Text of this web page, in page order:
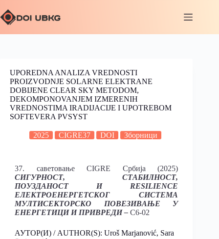
UPOREDNA ANALIZA VREDNOSTI
PROIZVODNJE SOLARNE ELEKTRANE
DOBIJENE CLEAR SKY METODOM,
DEKOMPONOVANJEM IZMERENIH
VREDNOSTIMA IRADIJACIJE I UPOTREBOM
SOFTEVERA PVSYST
2025 CIGRE37 DOI Зборници
37. саветовање CIGRE Србија (2025)
СИГУРНОСТ, СТАБИЛНОСТ,
ПОУЗДАНОСТ И RESILIENCE
ЕЛЕКТРОЕНЕРГЕТСКОГ СИСТЕМА
МУЛТИСЕКТОРСКО ПОВЕЗИВАЊЕ У
ЕНЕРГЕТИЦИ И ПРИВРЕДИ – C6-02
АУТОР(И) / AUTHOR(S): Uroš Marjanović, Sara